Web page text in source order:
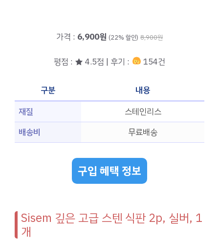
가격 : 6,900원 (22% 할인) 8,900원
평점 : ★ 4.5점 | 후기 : 154건
구분
내용
재질
스테인리스
배송비
무료배송
구입 혜택 정보
Sisem 깊은 고급 스텐 식판 2p, 실버, 1
개